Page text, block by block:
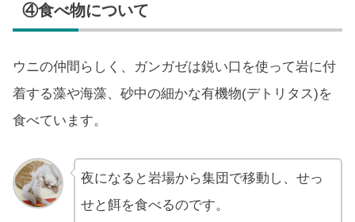
④食べ物について
ウニの仲間らしく、ガンガゼは鋭い口を使って岩に付
着する藻や海藻、砂中の細かな有機物(デトリタス)を
食べています。
夜になると岩場から集団で移動し、せっ
せと餌を食べるのです。